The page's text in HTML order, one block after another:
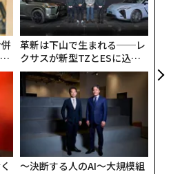
画像取得など、宇宙を活用し
層を超えて広がるなか、すで
れる世界の宇宙経済は大きく
でいる。
、官民パートナーシップだ。
枠組み、目的意識を提供する
はスピード、コスト規律、迅
革新は下山で生まれる──レ
クサスが新型TZとESに込め
た「DISCOVER」の哲学
〜決断する人のAI〜大規模組